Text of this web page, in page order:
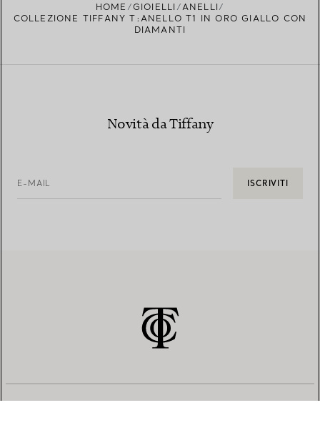
HOME GIOIELLI
ANELLI
COLLEZIONE TIFFANY T:ANELLO T1 IN ORO GIALLO CON
DIAMANTI
Novità da Tiffany
E-MAIL ISCRIVITI